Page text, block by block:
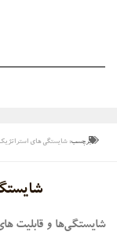
برچسب: شایستگی های
شایستگی‌ها و قابلیت